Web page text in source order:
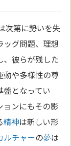
次第に勢いを失
ッグ問題、理想
、彼らが残した
動や多様性の尊
盤となってい
ョンにもその影
精神は新しい形
ルチャーの夢は